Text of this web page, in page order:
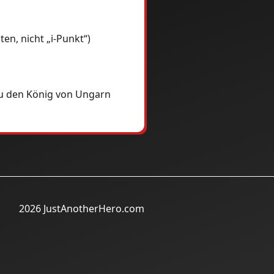
nicht „i-Punkt“)
den König von Ungarn
2026 JustAnotherHero.com